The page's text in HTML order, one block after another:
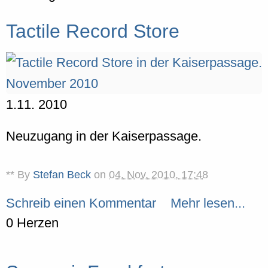
Tactile Record Store
1.11. 2010
Neuzugang in der Kaiserpassage.
** By Stefan Beck on 04. Nov. 2010, 17:48
Schreib einen Kommentar
Mehr lesen...
0 Herzen